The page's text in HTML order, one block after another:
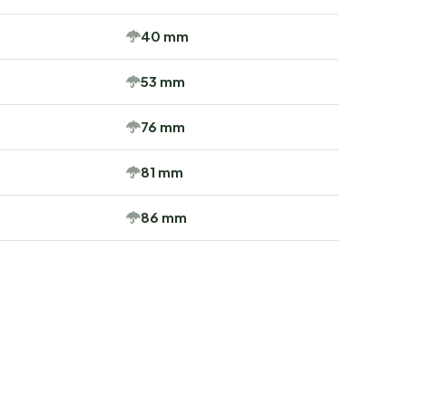
40 mm
53 mm
76 mm
81 mm
86 mm